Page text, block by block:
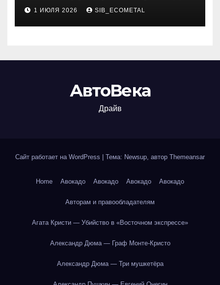
1 ИЮЛЯ 2026 SIB_ECOMETAL
АвтоВека
Драйв
Сайт работает на WordPress Тема: Newsup, автор Themeansar
Home Авокадо Авокадо Авокадо Авокадо
Авторам и правообладателям
Агата Кристи — Убийство в «Восточном экспрессе»
Александр Дюма — Граф Монте-Кристо
Александр Дюма — Три мушкетёра